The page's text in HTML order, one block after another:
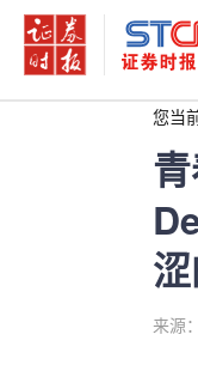
您当
来源